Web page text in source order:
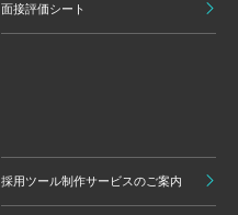
面接評価シート
採用ツール制作サービスのご案内